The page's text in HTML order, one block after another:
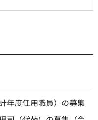
年度任用職員）の募集